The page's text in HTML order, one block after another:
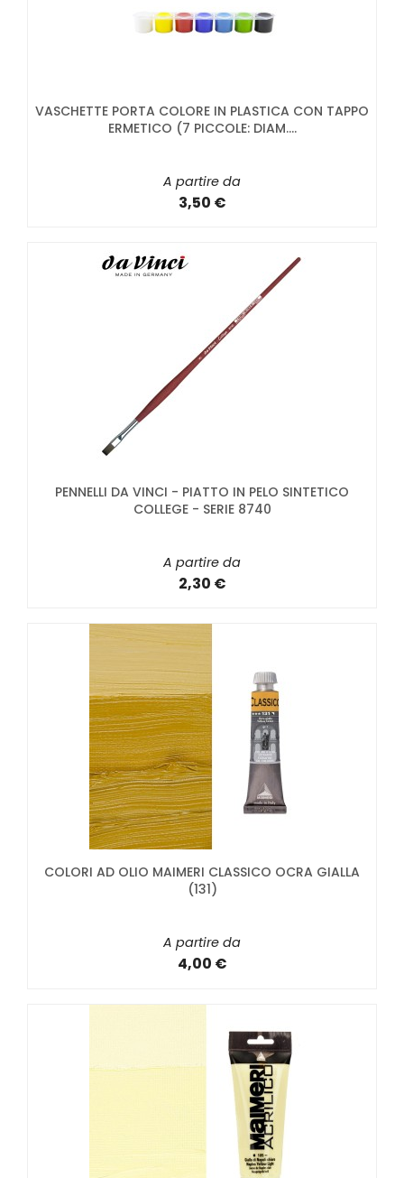
VASCHETTE PORTA COLORE IN PLASTICA CON TAPPO
ERMETICO (7 PICCOLE: DIAM....
A partire da
3,50 €
PENNELLI DA VINCI - PIATTO IN PELO SINTETICO
COLLEGE - SERIE 8740
A partire da
2,30 €
COLORI AD OLIO MAIMERI CLASSICO OCRA GIALLA
(131)
A partire da
4,00 €